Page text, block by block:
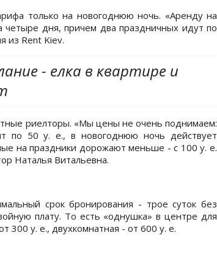
только на новогоднюю ночь. «Аренду на
дня, причем два праздничных идут по
из Rent Kiev.
- елка в квартире и
риелторы. «Мы цены не очень поднимаем:
по 50 у. е., в новогоднюю ночь действует
на праздники дорожают меньше - с 100 у. е.
Наталья Витальевна.
срок бронирования - трое суток без
плату. То есть «однушка» в центре для
300 у. е., двухкомнатная - от 600 у. е.